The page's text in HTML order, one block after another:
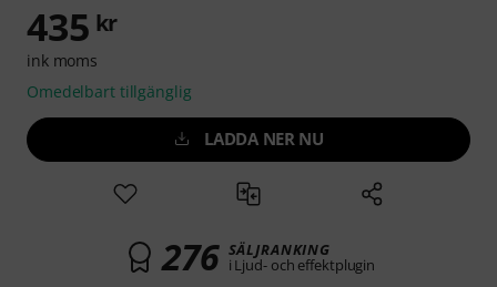
435 kr
ink moms
Omedelbart tillgänglig
LADDA NER NU
276 SÄLJRANKING
i Ljud- och effektplugin